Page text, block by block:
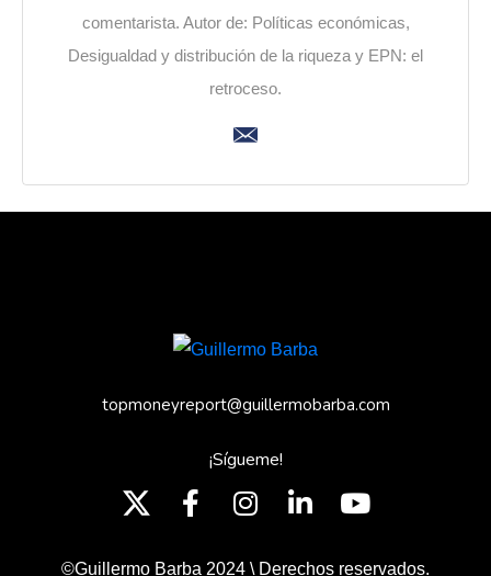
comentarista. Autor de: Políticas económicas,
Desigualdad y distribución de la riqueza y EPN: el
retroceso.
topmoneyreport@guillermobarba.com
¡Sígueme!
©Guillermo Barba 2024 \ Derechos reservados.